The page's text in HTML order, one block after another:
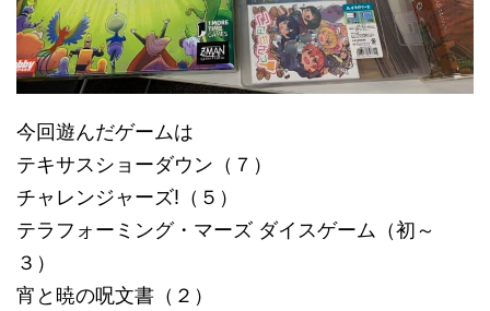
今回遊んだゲームは
テキサスショーダウン（７）
チャレンジャーズ!（５）
テラフォーミング・マーズ ダイスゲーム（初～
３）
宵と暁の呪文書（２）